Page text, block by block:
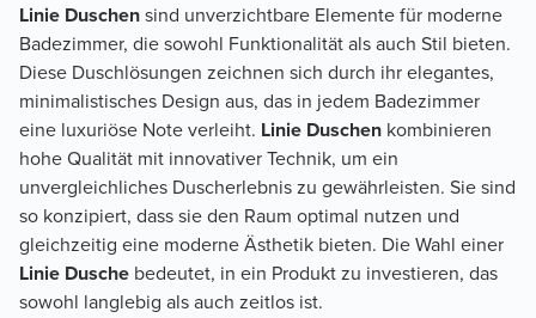
Linie Duschensind unverzichtbare Elemente für moderne
Badezimmer, die sowohl Funktionalität als auch Stil bieten.
Diese Duschlösungen zeichnen sich durch ihr elegantes,
minimalistisches Design aus, das in jedem Badezimmer
eine luxuriöse Note verleiht. Linie Duschen kombinieren
hohe Qualität mit innovativer Technik, um ein
unvergleichliches Duscherlebnis zu gewährleisten. Sie sind
so konzipiert, dass sie den Raum optimal nutzen und
gleichzeitig eine moderne Ästhetik bieten. Die Wahl einer
Linie Dusche bedeutet, in ein Produkt zu investieren, das
sowohl langlebig als auch zeitlos ist.